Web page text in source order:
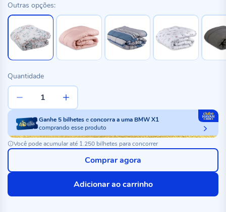
Outras opções:
Quantidade
Ganhe5bilheteseconcorra a uma BMW X1
comprando esse produto
Você pode acumular até 1.250 bilhetes para concorrer
Adicionar ao carrinho
Comprar agora